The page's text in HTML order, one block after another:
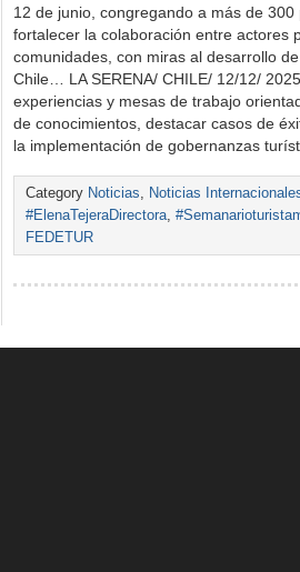
12 de junio, congregando a más de
fortalecer la colaboración entre actores
comunidades, con miras al desarrollo
Chile… LA SERENA/ CHILE/ 12/12/
experiencias y mesas de trabajo
de conocimientos, destacar casos de
la implementación de gobernanzas
Category Noticias, Noticias
#ElenaTejeraDirectora,
FEDETUR